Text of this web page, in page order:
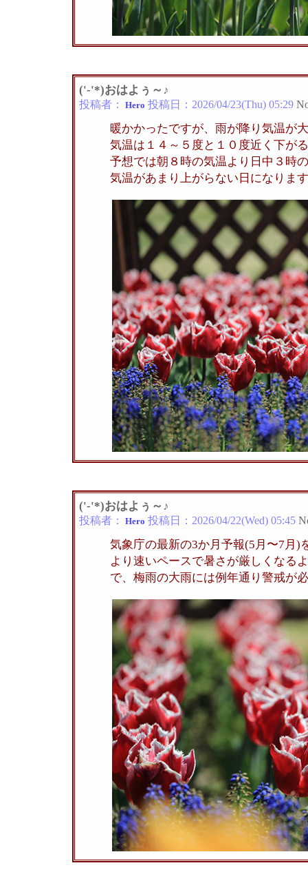
('-'*)おはよぅ～♪
投稿者： Hero 投稿日： 2026/04/23(Thu) 05:29
暖かかったですが、雨が降り気温が
気温は１４～５度と１０度近く下が
予想では朝８時の気温より日中３時
気温があまり上がらない日になりま
('-'*)おはよぅ～♪
投稿者： Hero 投稿日： 2026/04/22(Wed) 05:45
気象庁の最新の3か月予報(5月〜7月)
より速いペースで暑さが厳しくなる
で、梅雨の大雨には例年通り警戒が